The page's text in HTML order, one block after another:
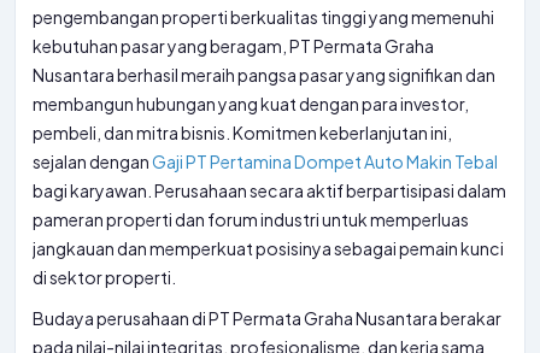
pengembangan properti berkualitas tinggi yang memenuhi
kebutuhan pasar yang beragam, PT Permata Graha
Nusantara berhasil meraih pangsa pasar yang signifikan dan
membangun hubungan yang kuat dengan para investor,
pembeli, dan mitra bisnis. Komitmen keberlanjutan ini,
sejalan denganGaji PT Pertamina Dompet Auto Makin Tebal
bagi karyawan. Perusahaan secara aktif berpartisipasi dalam
pameran properti dan forum industri untuk memperluas
jangkauan dan memperkuat posisinya sebagai pemain kunci
di sektor properti.
Budaya perusahaan di PT Permata Graha Nusantara berakar
pada nilai-nilai integritas, profesionalisme, dan kerja sama